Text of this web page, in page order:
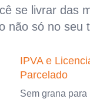
se livrar das
não só no
IPVA e
Parcelado
Sem grana para